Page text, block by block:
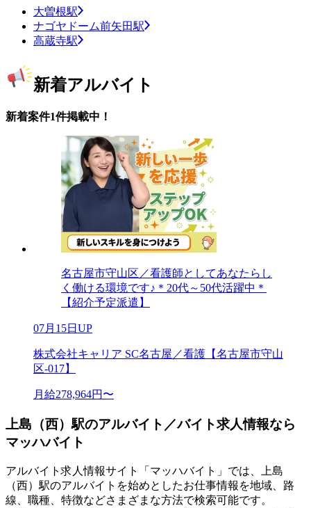
大曽根駅
ナゴヤドーム前矢田駅
高蔵寺駅
新着アルバイト
新着案件1件掲載中！
名古屋市守山区／看護師としてあなたらし
く働ける環境です♪＊20代～50代活躍中＊
【紹介予定派遣】
07月15日UP
株式会社キャリア SC名古屋／看護【名古屋市守山
区-017】
月給278,964円〜
上島（西）駅のアルバイト／バイト求人情報なら
マッハバイト
アルバイト求人情報サイト「マッハバイト」では、上島
（西）駅のアルバイトを始めとしたお仕事情報を地域、路
線、職種、特徴などさまざまな方法で検索可能です。